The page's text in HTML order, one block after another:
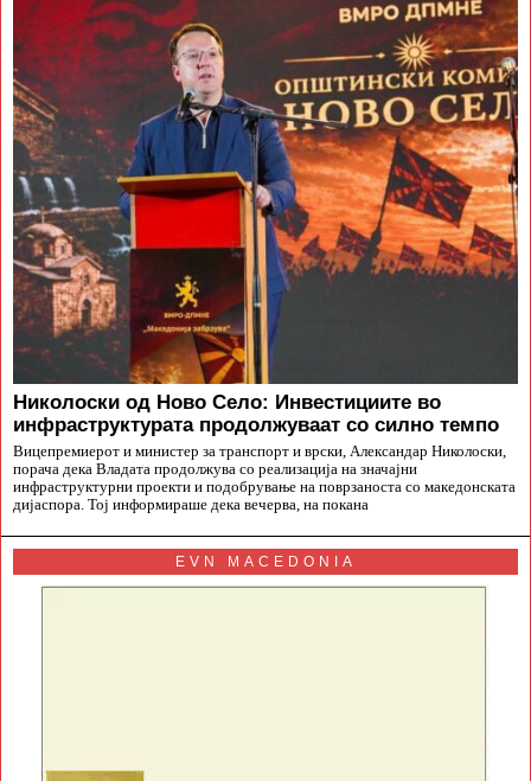
Николоски од Ново Село: Инвестициите во
инфраструктурата продолжуваат со силно темпо
Вицепремиерот и министер за транспорт и врски, Александар Николоски,
порача дека Владата продолжува со реализација на значајни
инфраструктурни проекти и подобрување на поврзаноста со македонската
дијаспора. Тој информираше дека вечерва, на покана
EVN MACEDONIA